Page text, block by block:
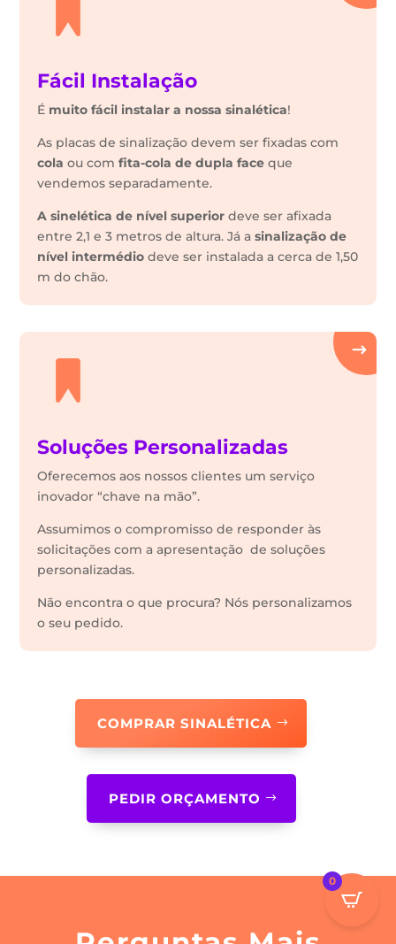
Fácil Instalação
É muito fácil instalar a nossa sinalética!
As placas de sinalização devem ser fixadas com
cola ou comfita-cola de dupla face que
vendemos separadamente.
A sinelética de nível superior deve ser afixada
entre 2,1 e 3 metros de altura. Já asinalização de
nível intermédiodeve ser instalada a cerca de 1,50
m do chão.
Soluções Personalizadas
Oferecemos aos nossos clientes um serviço
inovador “chave na mão”.
Assumimos o compromisso de responder às
solicitações com a apresentação de soluções
personalizadas.
Não encontra o que procura? Nós personalizamos
o seu pedido.
COMPRAR SINALÉTICA
PEDIR ORÇAMENTO
0